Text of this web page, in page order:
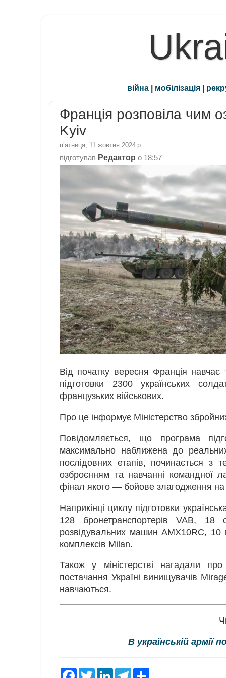
війна | мобілізація |
Франція розповіла чим
Kyiv
пʼятниця, 11 жовтня 2024 р.
підготував Редактор о 18:57
Від початку вересня Франція навчає
підготовки 2300 українських
французьких військових.
Про це інформує Міністерство
Повідомляється, що програма
максимально наближена до
послідовних етапів, починається з
озброєнням та навчанні командної
фінал якого — бойове злагодження на
Наприкінці циклу підготовки
128 бронетранспортерів VAB, 18
розвідувальних машин AMX10RC,
комплексів Milan.
Також у міністерстві нагадали
постачання Україні винищувачів
навчаються.
В українській армії
F
T
L
T